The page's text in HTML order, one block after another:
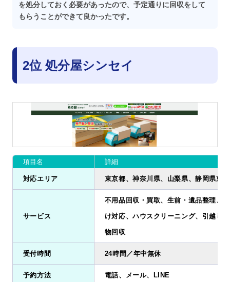
を処分しておく必要があったので、予定通りに回収をして
もらうことができて良かったです。
2位 処分屋シンセイ
項目名 詳細
対応エリア 東京都、神奈川県、山梨県、静岡県東部
サービス
不用品回収・買取、生前・遺品整理、
け対応、ハウスクリーニング、引越し
物回収
受付時間 24時間／年中無休
予約方法 電話、メール、LINE